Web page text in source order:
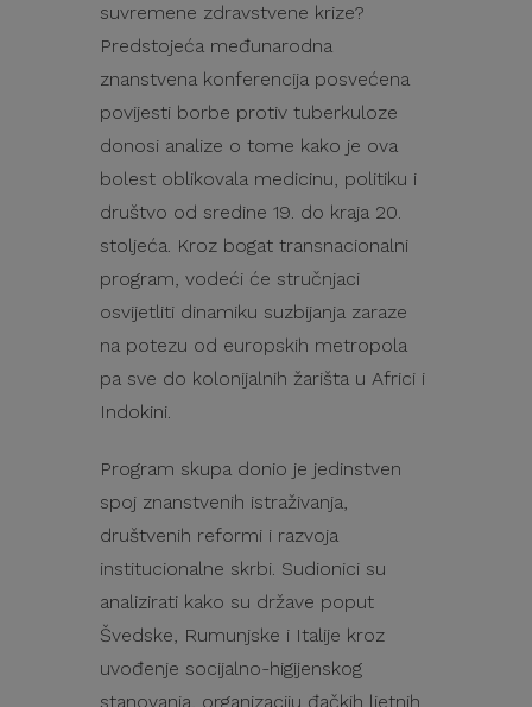
suvremene zdravstvene krize?
Predstojeća međunarodna
znanstvena konferencija posvećena
povijesti borbe protiv tuberkuloze
donosi analize o tome kako je ova
bolest oblikovala medicinu, politiku i
društvo od sredine 19. do kraja 20.
stoljeća. Kroz bogat transnacionalni
program, vodeći će stručnjaci
osvijetliti dinamiku suzbijanja zaraze
na potezu od europskih metropola
pa sve do kolonijalnih žarišta u Africi i
Indokini.
Program skupa donio je jedinstven
spoj znanstvenih istraživanja,
društvenih reformi i razvoja
institucionalne skrbi. Sudionici su
analizirati kako su države poput
Švedske, Rumunjske i Italije kroz
uvođenje socijalno-higijenskog
stanovanja, organizaciju đačkih ljetnih